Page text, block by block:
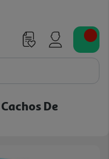
De